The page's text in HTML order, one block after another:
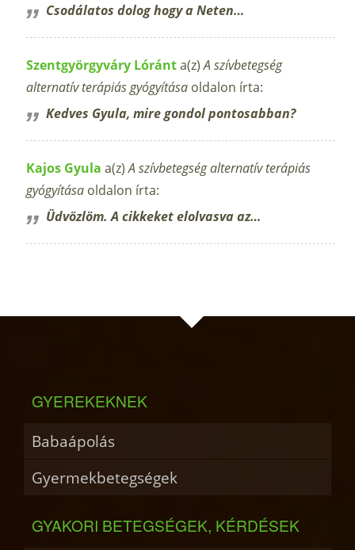
Csodálatos dolog hogy a Neten…
Szentgyörgyváry Lóránta(z)A szívbetegség
alternatív terápiás gyógyítása oldalon írta:
Kedves Gyula, mire gondol pontosabban?
Kajos Gyula a(z)A szívbetegség alternatív terápiás
gyógyítása oldalon írta:
Üdvözlöm. A cikkeket elolvasva az…
GYEREKEKNEK
Babaápolás
Gyermekbetegségek
GYAKORI BETEGSÉGEK, KÉRDÉSEK